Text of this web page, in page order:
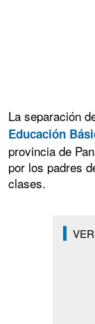
La separación
Educación
provincia de
por los padres
clases.